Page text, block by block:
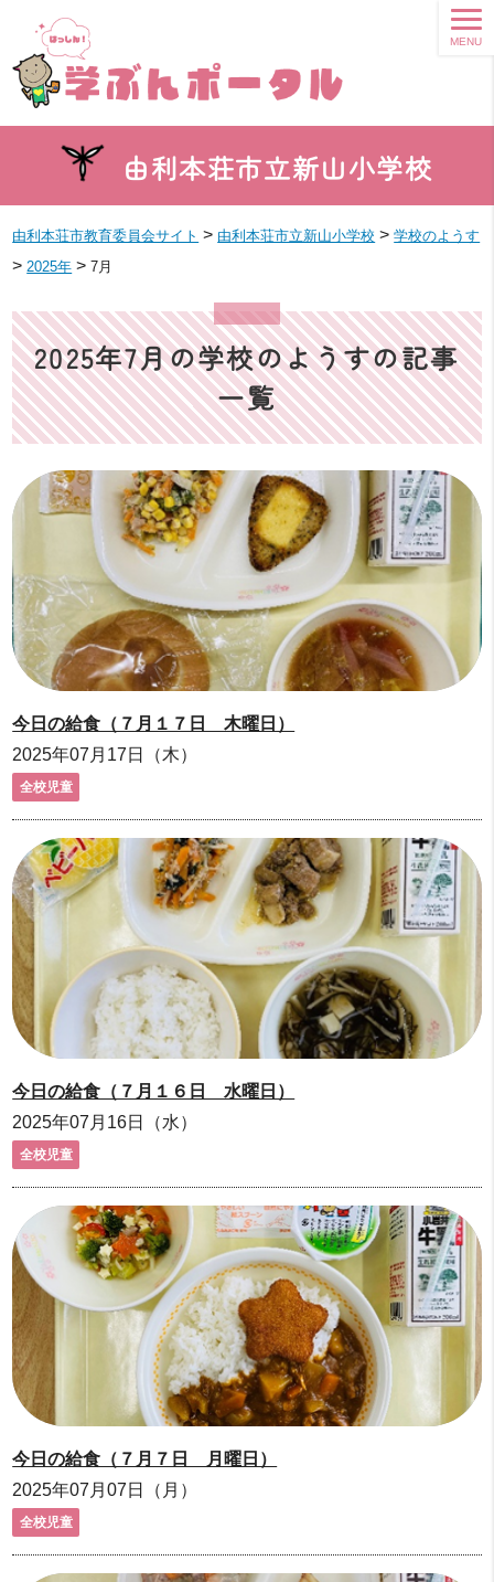
由利本荘市立新山小学校
MENU
由利本荘市教育委員会サイト > 由利本荘市立新山小学校 >学校のようす
> 2025年 >7月
2025年7月の学校のようすの記事
一覧
今日の給食（７月１７日 木曜日）
2025年07月17日（木）
全校児童
今日の給食（７月１６日 水曜日）
2025年07月16日（水）
全校児童
今日の給食（７月７日 月曜日）
2025年07月07日（月）
全校児童